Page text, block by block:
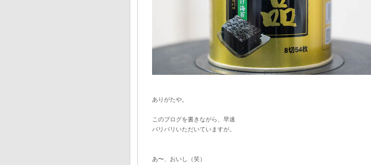
ありがたや。
このブログを書きながら、早速
バリバリいただいていますが。
あ〜、おいし（笑）